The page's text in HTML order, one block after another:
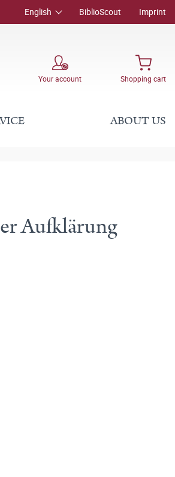
English BiblioScout Imprint
Your account Shopping cart
ABOUT US
Aufklärung